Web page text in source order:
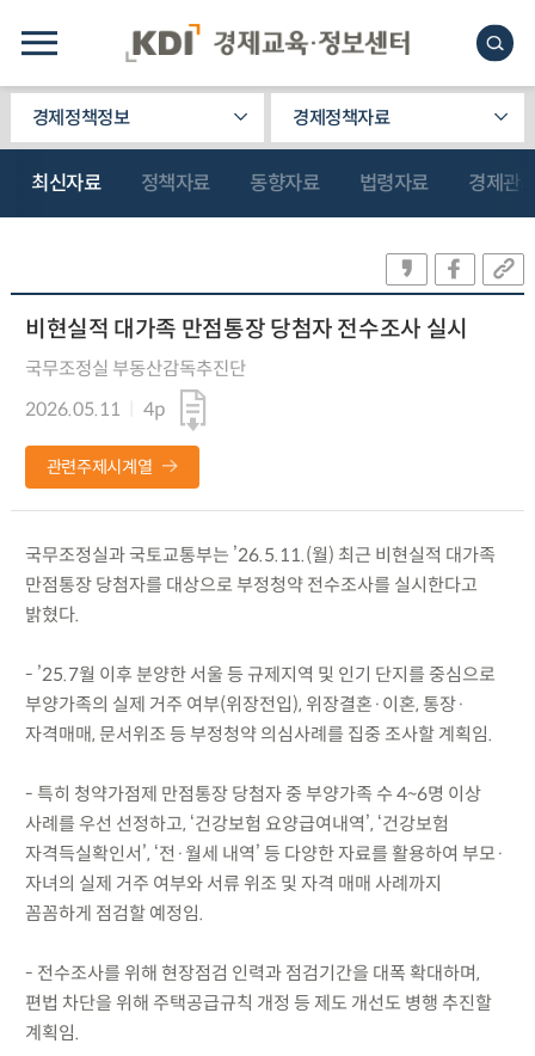
경제정책정보 경제정책자료
최신자료 정책자료 동향자료 법령자료 경제관
비현실적 대가족 만점통장 당첨자 전수조사 실시
국무조정실 부동산감독추진단
2026.05.11
4p
관련주제시계열
국무조정실과 국토교통부는 ’26.5.11.(월) 최근 비현실적 대가족
만점통장 당첨자를 대상으로 부정청약 전수조사를 실시한다고
밝혔다.
- ’25.7월 이후 분양한 서울 등 규제지역 및 인기 단지를 중심으로
부양가족의 실제 거주 여부(위장전입), 위장결혼·이혼, 통장·
자격매매, 문서위조 등 부정청약 의심사례를 집중 조사할 계획임.
- 특히 청약가점제 만점통장 당첨자 중 부양가족 수 4~6명 이상
사례를 우선 선정하고, ‘건강보험 요양급여내역’, ‘건강보험
자격득실확인서’, ‘전·월세 내역’ 등 다양한 자료를 활용하여 부모·
자녀의 실제 거주 여부와 서류 위조 및 자격 매매 사례까지
꼼꼼하게 점검할 예정임.
- 전수조사를 위해 현장점검 인력과 점검기간을 대폭 확대하며,
편법 차단을 위해 주택공급규칙 개정 등 제도 개선도 병행 추진할
계획임.